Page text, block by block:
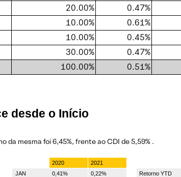
20.00% 0.47%
10.00% 0.61%
10.00% 0.45%
30.00% 0.47%
100.00% 0.51%
desde o Início
da mesma foi 6,45%, frente ao CDI de 5,59% .
2020 2021
JAN
0,41% 0,22% Retorno YTD